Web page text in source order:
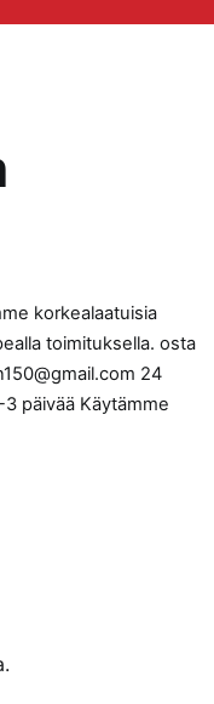
korkealaatuisia
toimituksella. osta
24
päivää Käytämme